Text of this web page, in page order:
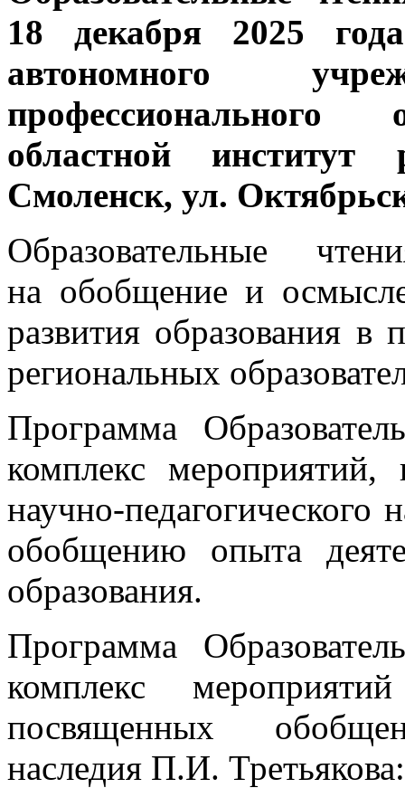
18 декабря 2025
автономного
профессионального
областной институт
Смоленск, ул.
Образовательные
на обобщение и
развития образования в
региональных
Программа
комплекс
научно-педагогического
обобщению опыта
образования.
Программа
комплекс
посвященных
наследия П.И. Третьякова: